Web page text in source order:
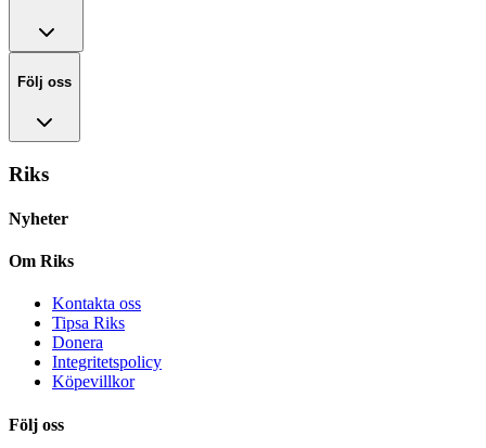
Följ oss
Riks
Nyheter
Om Riks
Kontakta oss
Tipsa Riks
Donera
Integritetspolicy
Köpevillkor
Följ oss